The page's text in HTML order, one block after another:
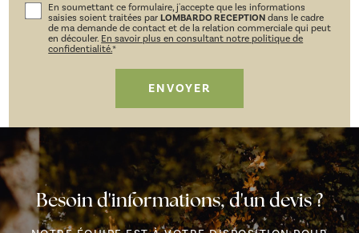
En soumettant ce formulaire, j'accepte que les informations
saisies soient traitées parLOMBARDO RECEPTION dans le cadre
de ma demande de contact et de la relation commerciale qui peut
en découler. En savoir plus en consultant notre politique de
confidentialité.*
Besoin d'informations, d'un devis ?